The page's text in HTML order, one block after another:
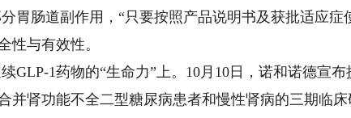
胃肠道副作用，“只要按照产品说明书及获批适应症
性与有效性。
1药物的“生命力”上。10月10日，诺和诺德宣布
并肾功能不全二型糖尿病患者和慢性肾病的三期临